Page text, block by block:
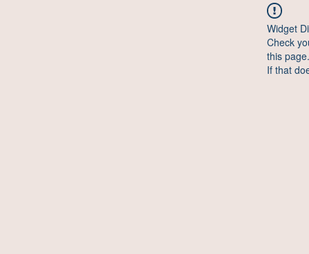
Widget
Check
this page.
If that